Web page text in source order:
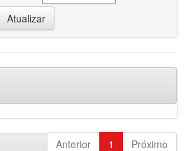
Anterior 1 Próximo